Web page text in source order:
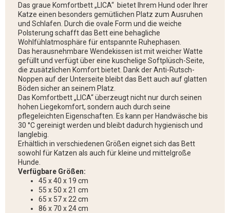
Das graue Komfortbett „LICA“ bietet Ihrem Hund oder Ihrer
Katze einen besonders gemütlichen Platz zum Ausruhen
und Schlafen. Durch die ovale Form und die weiche
Polsterung schafft das Bett eine behagliche
Wohlfühlatmosphäre für entspannte Ruhephasen.
Das herausnehmbare Wendekissen ist mit weicher Watte
gefüllt und verfügt über eine kuschelige Softplüsch-Seite,
die zusätzlichen Komfort bietet. Dank der Anti-Rutsch-
Noppen auf der Unterseite bleibt das Bett auch auf glatten
Böden sicher an seinem Platz.
Das Komfortbett „LICA“ überzeugt nicht nur durch seinen
hohen Liegekomfort, sondern auch durch seine
pflegeleichten Eigenschaften. Es kann per Handwäsche bis
30 °C gereinigt werden und bleibt dadurch hygienisch und
langlebig.
Erhältlich in verschiedenen Größen eignet sich das Bett
sowohl für Katzen als auch für kleine und mittelgroße
Hunde.
Verfügbare Größen:
45 x 40 x 19 cm
55 x 50 x 21 cm
65 x 57 x 22 cm
86 x 70 x 24 cm